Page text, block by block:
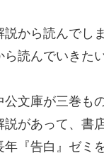
から読んでし
読んでいきた
文庫が三巻も
があって、書
『告白』ゼミ